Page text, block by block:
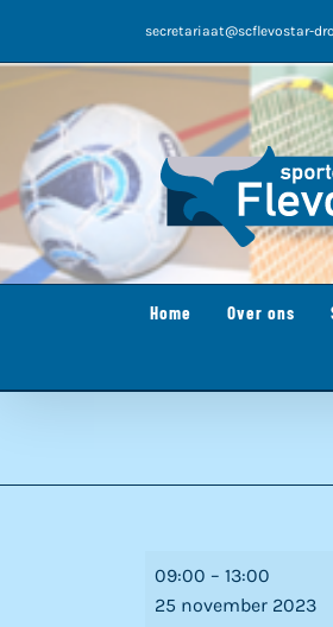
inhoud
secretariaat@scflevostar-
Home Over ons
Competitie
09:00 – 13:00
25 november 2023